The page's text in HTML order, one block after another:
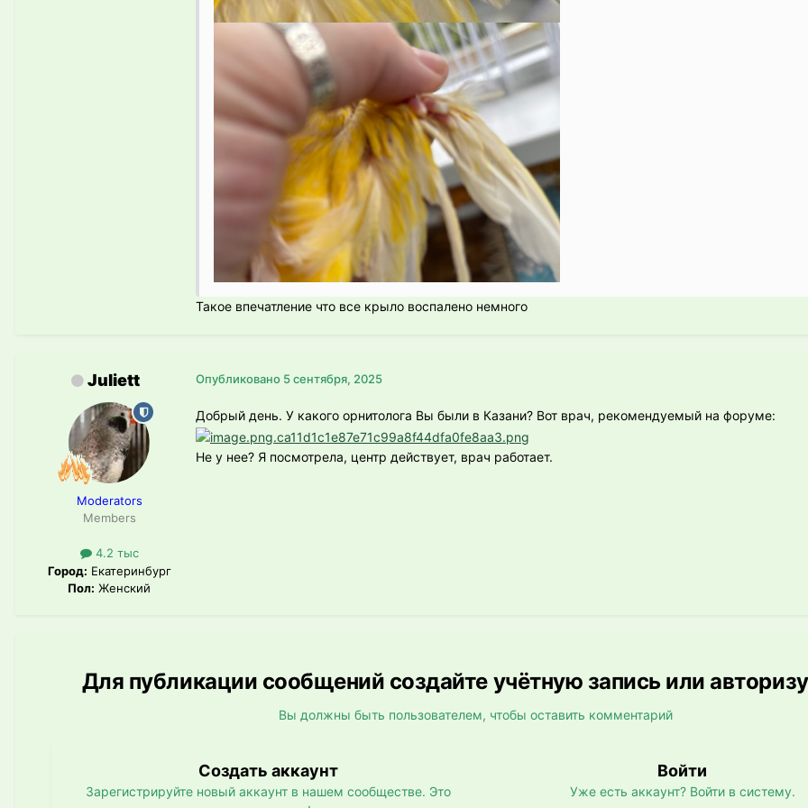
Такое впечатление что все крыло воспалено немного
Juliett
Moderators
Members
4.2 тыс
Город: Екатеринбург
Пол: Женский
Опубликовано 5 сентября, 2025
Добрый день. У какого орнитолога Вы были в Казани? Вот врач, рекомендуемый на форуме:
Не у нее? Я посмотрела, центр действует, врач работает.
Для публикации сообщений создайте учётную запись или
Вы должны быть пользователем, чтобы оставить комментарий
Создать аккаунт
Зарегистрируйте новый аккаунт в нашем сообществе. Это
Войти
Уже есть аккаунт? Войти в систему.